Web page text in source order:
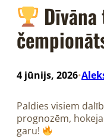
4 jūnijs, 2026•
Paldies visiem
prognozēm,
garu!